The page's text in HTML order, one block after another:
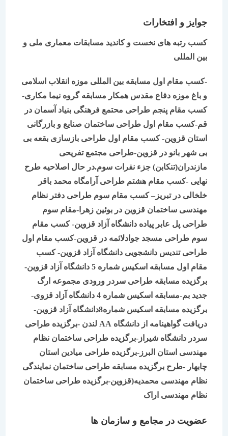
جوایز و افتخارات
کسب رتبه های نخست و کاندید مسابقات معماری ملی و
بین المللی
-کسب مقام اول مسابقه بین المللی موزه انقلاب اسلامی
و باغ موزه دفاع مقدس همکار مسابقه گروه نیما مکاری-
کسب مقام پنجم طراحی محتمع فرهنگی بنیاد آسمان در
قم-کسب مقام اول طراحی ساختمان صنایع و بازرگانی
استان قزوین- کسب مقام اول طراحی بازسازی بقعه بی
بی شهر بانو در قزوین-طراحی مجتمع تفریحی
مازندران(تنکابن) جزء نفرات سوم.در حال اصلاحیه طرح
-کسب مقام هشتم طراحی آرامگاه محمد باقر
خلخالی در تبریز – کسب مقام سوم طراحی دفتر نظام
مهندسی ساختمان قزوین در بوئین زهرا-مقام سوم
طراحی پل عابر پیاده دانشگاه آزاد قزوین- کسب مقام
سوم طراحی مسجد جوادلائمه در قزوین-کسب مقام اول
طراحی تندیس دانشجویی دانشگاه آزاد قزوین- کسب
مقام اول مسابقه اسکیس شماره 5 دانشگاه آزاد قزوین-
برگزیده مسابقه طراحی سردر ورودی مجموعه ارگ
جدید بم
-مسابقه اسکیس شماره 4 دانشگاه آزاد قزوی-
برگزیده مسابقه اسکیس شماره8دانشگاه آزاد قزوین-
دریافت گواهینامه از دانشگاهAAلندن -برگزیده طراحی
سردر دانشگاه شیراز-برگزیده طراحیساختمان نظام
مهندسی استان البرز-برگزیده طراحیمیادین استان
چابهار -طرح برگزیده مسابقه طراحی ساختمان نمایندگی
نظام مهندسی محمدیه(قزوین-برگزیده طراحی ساختمان
نظام مهندسی اراک
عضویت در مجامع و سازمان ها